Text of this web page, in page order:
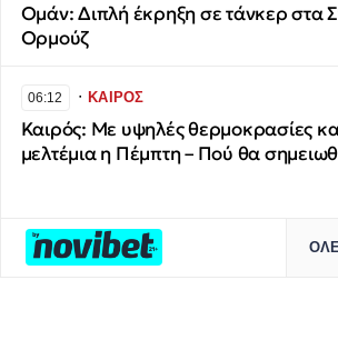
Ομάν: Διπλή έκρηξη σε τάνκερ στα
Ορμούζ
06:12 ∙ΚΑΙΡΟΣ
Καιρός: Με υψηλές θερμοκρασίες
μελτέμια η Πέμπτη – Πού θα